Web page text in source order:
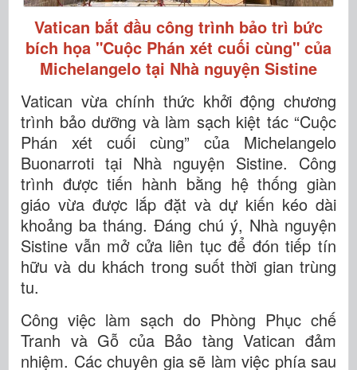
Vatican bắt đầu công trình bảo trì bức
bích họa "Cuộc Phán xét cuối cùng" của
Michelangelo tại Nhà nguyện Sistine
Vatican vừa chính thức khởi động chương
trình bảo dưỡng và làm sạch kiệt tác “Cuộc
Phán xét cuối cùng” của Michelangelo
Buonarroti tại Nhà nguyện Sistine. Công
trình được tiến hành bằng hệ thống giàn
giáo vừa được lắp đặt và dự kiến kéo dài
khoảng ba tháng. Đáng chú ý, Nhà nguyện
Sistine vẫn mở cửa liên tục để đón tiếp tín
hữu và du khách trong suốt thời gian trùng
tu.
Công việc làm sạch do Phòng Phục chế
Tranh và Gỗ của Bảo tàng Vatican đảm
nhiệm. Các chuyên gia sẽ làm việc phía sau